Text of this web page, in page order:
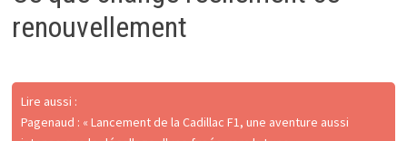
renouvellement
Lire aussi :
Pagenaud : « Lancement de la Cadillac F1, une aventure aussi